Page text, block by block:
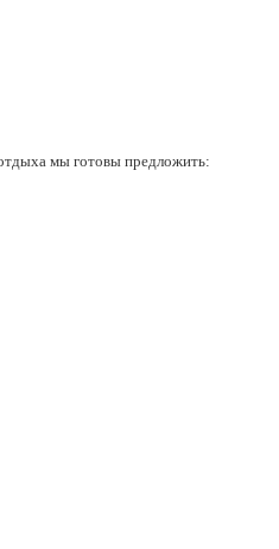
мы готовы предложить: